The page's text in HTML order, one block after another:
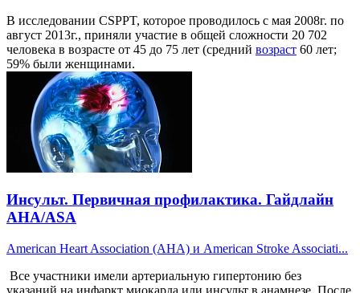
В исследовании CSPPT, которое проводилось с мая 2008г. по
август 2013г., приняли участие в общей сложности 20 702
человека в возрасте от 45 до 75 лет (средний возраст 60 лет;
59% были женщинами.
Инсульт. Первичная профилактика. Гайдлайн
AHA/ASA
American Heart Association (AHA) и American Stroke Associati...
Все участники имели артериальную гипертонию без
указаний на инфаркт миокарда или инсульт в анамнезе. После